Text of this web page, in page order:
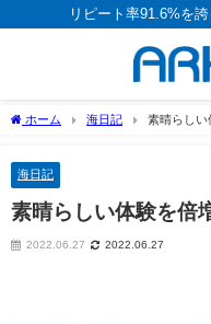
リピート率91.6%を
ホーム 海日記 素晴らしい
海日記
素晴らしい体験を倍
2022.06.27 2022.06.27